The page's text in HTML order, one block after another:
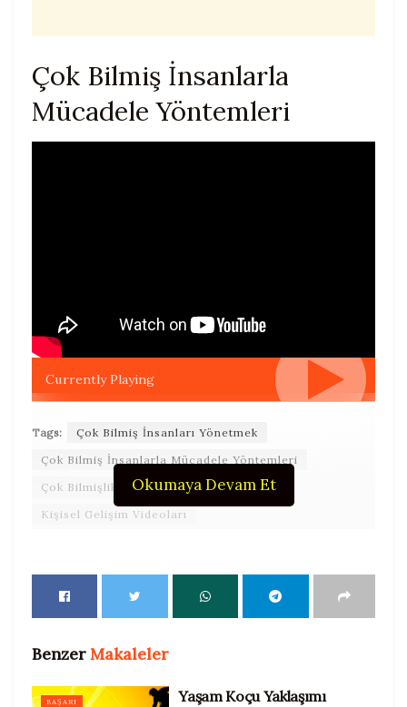
Çok Bilmiş İnsanlarla
Mücadele Yöntemleri
Currently Playing
Okumaya Devam Et
Tags:
Çok Bilmiş İnsanları Yönetmek
Çok Bilmiş İnsanlarla Mücadele Yöntemleri
Çok Bilmişlik
İnsanları Yönetmek
Kişisel Gelişim Videoları
BenzerMakaleler
BAŞARI
Yaşam Koçu Yaklaşımı